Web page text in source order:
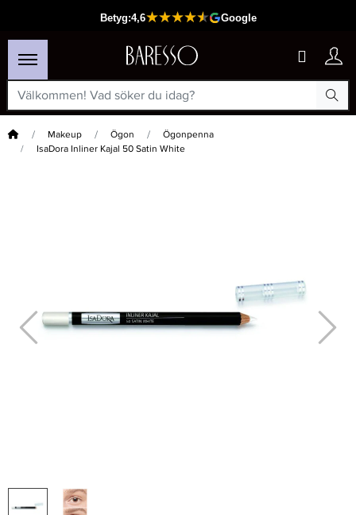
Hem Makeup Ögon
Ögonpenna
IsaDora Inliner Kajal 50 Satin White